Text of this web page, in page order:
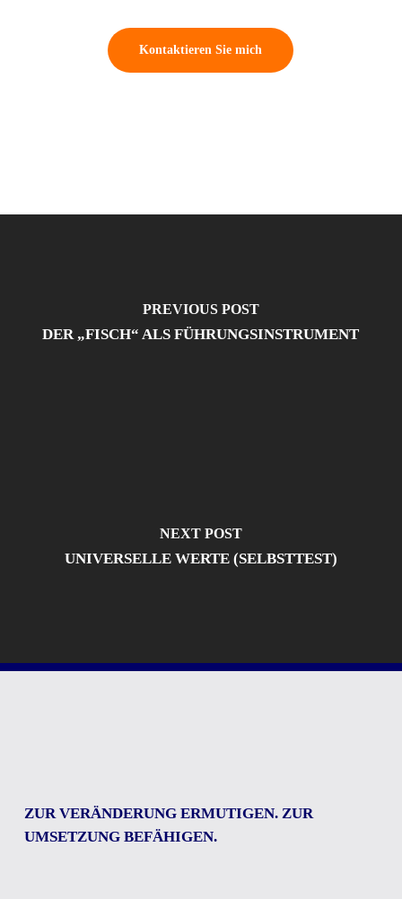
Kontaktieren Sie mich
PREVIOUS POST
DER „FISCH“ ALS FÜHRUNGSINSTRUMENT
NEXT POST
UNIVERSELLE WERTE (SELBSTTEST)
ZUR VERÄNDERUNG ERMUTIGEN. ZUR
UMSETZUNG BEFÄHIGEN.